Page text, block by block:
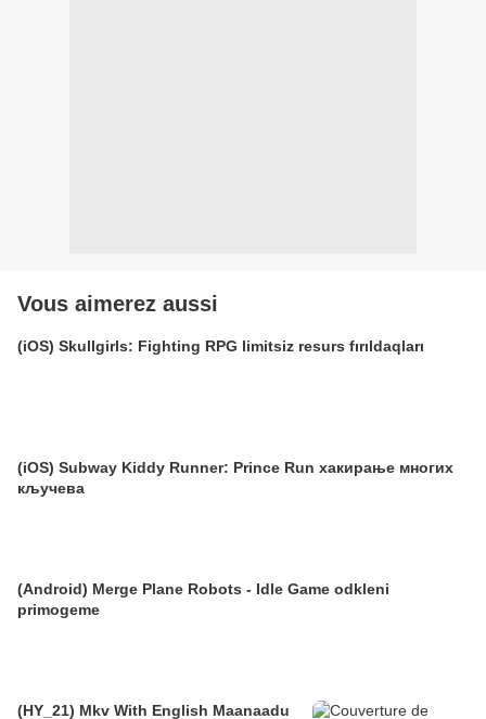
Vous aimerez aussi
(iOS) Skullgirls: Fighting RPG limitsiz resurs fırıldaqları
(iOS) Subway Kiddy Runner: Prince Run хакирање многих
кључева
(Android) Merge Plane Robots - Idle Game odkleni
primogeme
(HY_21) Mkv With English Maanaadu